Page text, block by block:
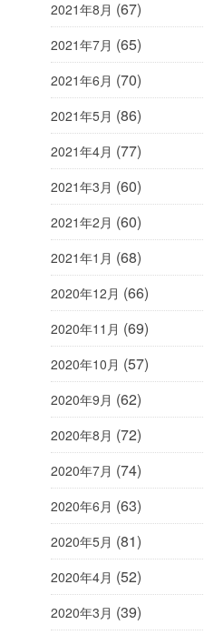
2021年8月 (67)
2021年7月 (65)
2021年6月 (70)
2021年5月 (86)
2021年4月 (77)
2021年3月 (60)
2021年2月 (60)
2021年1月 (68)
2020年12月 (66)
2020年11月 (69)
2020年10月 (57)
2020年9月 (62)
2020年8月 (72)
2020年7月 (74)
2020年6月 (63)
2020年5月 (81)
2020年4月 (52)
2020年3月 (39)